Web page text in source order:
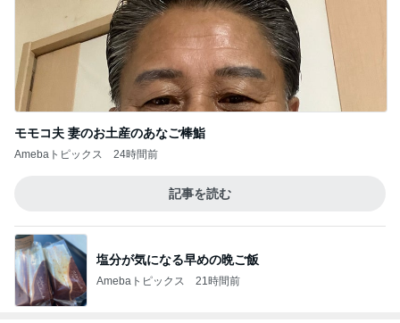
モモコ夫 妻のお土産のあなご棒鮨
Amebaトピックス 24時間前
記事を読む
塩分が気になる早めの晩ご飯
Amebaトピックス 21時間前